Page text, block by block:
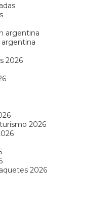
argentina
2026
2026
2026